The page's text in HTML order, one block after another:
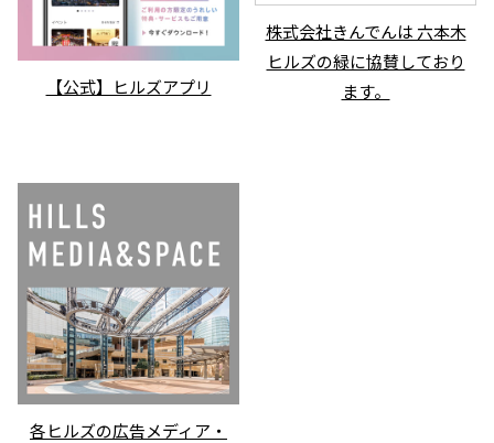
【公式】ヒルズアプリ
株式会社きんでんは 六本木
ヒルズの緑に協賛しており
ます。
各ヒルズの広告メディア・